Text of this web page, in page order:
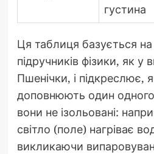
густина
Ця таблиця базується
підручників фізики, як у
Пшенічки, і підкреслює,
доповнюють один
вони не ізольовані:
світло (поле) нагріває
викликаючи